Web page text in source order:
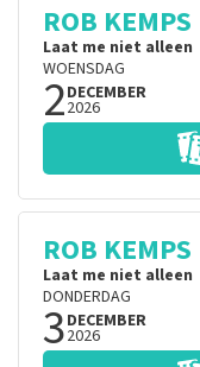
ROB KEMPS
Laat me niet alleen
WOENSDAG
2DECEMBER
2026
ROB KEMPS
Laat me niet alleen
DONDERDAG
3DECEMBER
2026